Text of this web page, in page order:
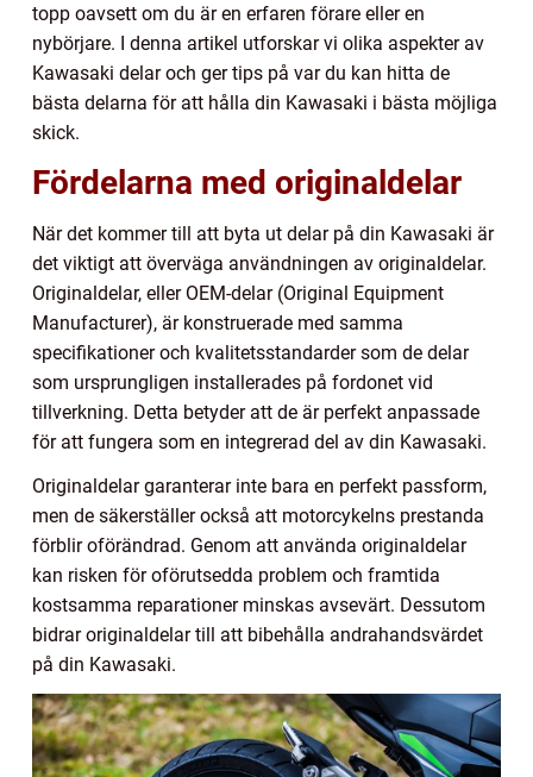
topp oavsett om du är en erfaren förare eller en
nybörjare. I denna artikel utforskar vi olika aspekter av
Kawasaki delar och ger tips på var du kan hitta de
bästa delarna för att hålla din Kawasaki i bästa möjliga
skick.
Fördelarna med originaldelar
När det kommer till att byta ut delar på din Kawasaki är
det viktigt att överväga användningen av originaldelar.
Originaldelar, eller OEM-delar (Original Equipment
Manufacturer), är konstruerade med samma
specifikationer och kvalitetsstandarder som de delar
som ursprungligen installerades på fordonet vid
tillverkning. Detta betyder att de är perfekt anpassade
för att fungera som en integrerad del av din Kawasaki.
Originaldelar garanterar inte bara en perfekt passform,
men de säkerställer också att motorcykelns prestanda
förblir oförändrad. Genom att använda originaldelar
kan risken för oförutsedda problem och framtida
kostsamma reparationer minskas avsevärt. Dessutom
bidrar originaldelar till att bibehålla andrahandsvärdet
på din Kawasaki.